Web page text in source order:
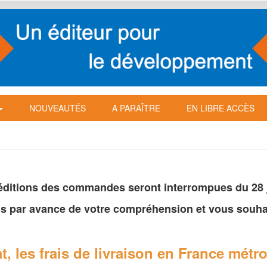
NOUVEAUTÉS A PARAÎTRE EN LIBRE ACCÈS
des commandes seront interrompues du 28
par avance de votrecompréhension et vous
les frais de livraison en France